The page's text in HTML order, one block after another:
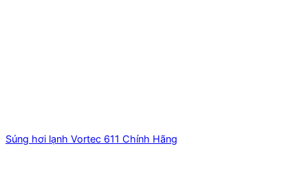
Súng hơi lạnh Vortec 611 Chính Hãng